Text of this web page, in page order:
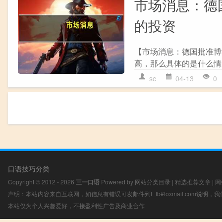
市场消息：
的投资
【市场消息：德国批准
高，那么具体的是什么
sc 04-13 0
口语技巧分类
Copyright © 2012 - 2026 三一口语 Powered by 网站分类目录 | 精选推荐文章 |
声明：本站内容来自互联网，如信息有错误可发邮件到f_fb#foxmail.com说明，
本站仅为个人兴趣爱好，不接盈利性广告及商业合作